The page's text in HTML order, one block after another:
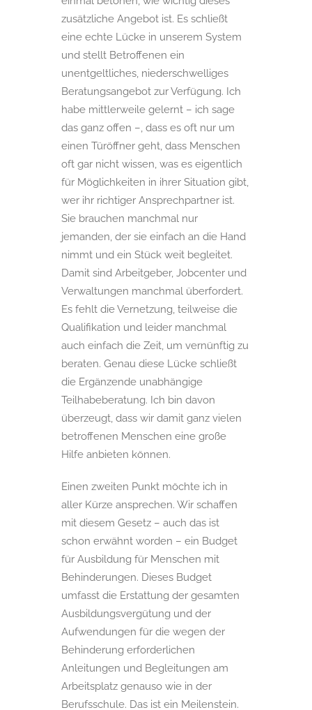
zusätzliche Angebot ist. Es schließt
eine echte Lücke in unserem System
und stellt Betroffenen ein
unentgeltliches, niederschwelliges
Beratungsangebot zur Verfügung. Ich
habe mittlerweile gelernt – ich sage
das ganz offen –, dass es oft nur um
einen Türöffner geht, dass Menschen
oft gar nicht wissen, was es eigentlich
für Möglichkeiten in ihrer Situation gibt,
wer ihr richtiger Ansprechpartner ist.
Sie brauchen manchmal nur
jemanden, der sie einfach an die Hand
nimmt und ein Stück weit begleitet.
Damit sind Arbeitgeber, Jobcenter und
Verwaltungen manchmal überfordert.
Es fehlt die Vernetzung, teilweise die
Qualifikation und leider manchmal
auch einfach die Zeit, um vernünftig zu
beraten. Genau diese Lücke schließt
die Ergänzende unabhängige
Teilhabeberatung. Ich bin davon
überzeugt, dass wir damit ganz vielen
betroffenen Menschen eine große
Hilfe anbieten können.
Einen zweiten Punkt möchte ich in
aller Kürze ansprechen. Wir schaffen
mit diesem Gesetz – auch das ist
schon erwähnt worden – ein Budget
für Ausbildung für Menschen mit
Behinderungen. Dieses Budget
umfasst die Erstattung der gesamten
Ausbildungsvergütung und der
Aufwendungen für die wegen der
Behinderung erforderlichen
Anleitungen und Begleitungen am
Arbeitsplatz genauso wie in der
Berufsschule. Das ist ein Meilenstein.